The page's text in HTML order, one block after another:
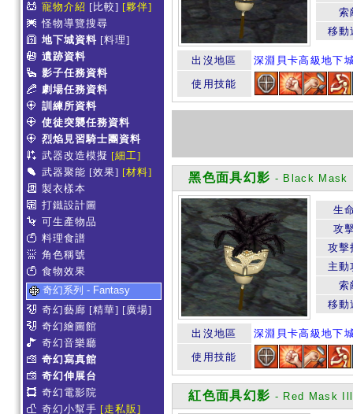
寵物介紹 [比較] [夥伴]
怪物導覽搜尋
地下城資料 [料理]
遺跡資料
影子任務資料
劇場任務資料
訓練所資料
使徒突襲任務資料
烈焰見習騎士團資料
武器改造模擬 [細工]
武器聚能 [效果] [材料]
製衣樣本
打鐵設計圖
可生產物品
料理食譜
角色稱號
食物效果
奇幻系列 - Fantasy
奇幻藝廊 [精華] [廣場]
奇幻繪圖館
奇幻音樂廳
奇幻寫真館
奇幻伸展台
奇幻電影院
奇幻小幫手 [走私販]
索
移動
出沒地區
深淵貝卡高級地下
使用技能
黑色面具幻影 - Black Mask
生
攻
攻擊
主動
索
移動
出沒地區
深淵貝卡高級地下
使用技能
紅色面具幻影 - Red Mask